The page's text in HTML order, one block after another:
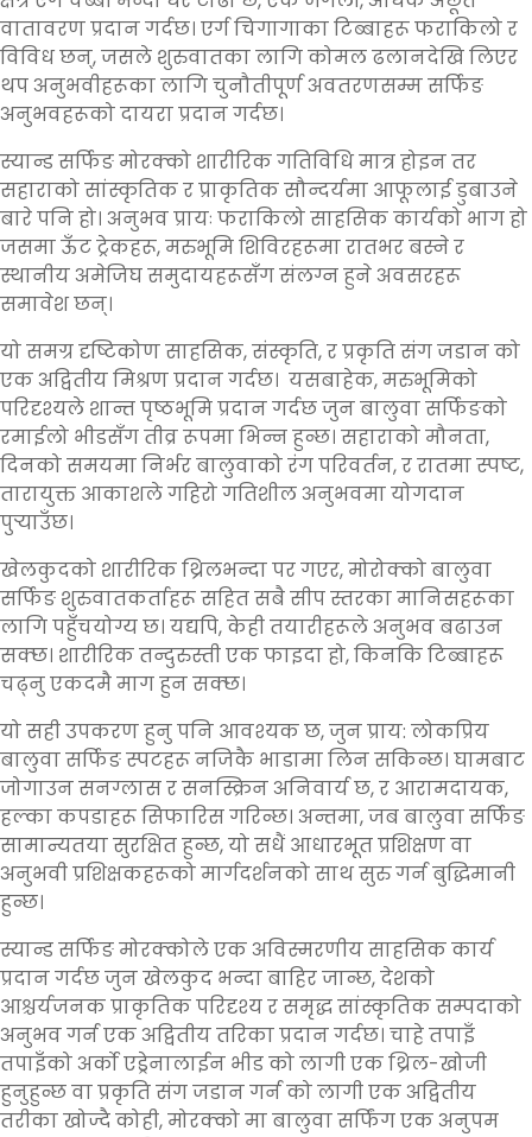
वातावरण प्रदान गर्दछ। एर्ग चिगागाका टिब्बाहरू फराकिलो र
विविध छन्, जसले शुरुवातका लागि कोमल ढलानदेखि लिएर
थप अनुभवीहरूका लागि चुनौतीपूर्ण अवतरणसम्म सर्फिङ
अनुभवहरूको दायरा प्रदान गर्दछ।
स्यान्ड सर्फिङ मोरक्को शारीरिक गतिविधि मात्र होइन तर
सहाराको सांस्कृतिक र प्राकृतिक सौन्दर्यमा आफूलाई डुबाउने
बारे पनि हो। अनुभव प्रायः फराकिलो साहसिक कार्यको भाग हो
जसमा ऊँट ट्रेकहरू, मरुभूमि शिविरहरूमा रातभर बस्ने र
स्थानीय अमेजिघ समुदायहरूसँग संलग्न हुने अवसरहरू
समावेश छन्।
यो समग्र दृष्टिकोण साहसिक, संस्कृति, र प्रकृति संग जडान को
एक अद्वितीय मिश्रण प्रदान गर्दछ। यसबाहेक, मरुभूमिको
परिदृश्यले शान्त पृष्ठभूमि प्रदान गर्दछ जुन बालुवा सर्फिङको
रमाईलो भीडसँग तीव्र रूपमा भिन्न हुन्छ। सहाराको मौनता,
दिनको समयमा निर्भर बालुवाको रंग परिवर्तन, र रातमा स्पष्ट,
तारायुक्त आकाशले गहिरो गतिशील अनुभवमा योगदान
पुर्‍याउँछ।
खेलकुदको शारीरिक थ्रिलभन्दा पर गएर, मोरोक्को बालुवा
सर्फिङ शुरुवातकर्ताहरू सहित सबै सीप स्तरका मानिसहरूका
लागि पहुँचयोग्य छ। यद्यपि, केही तयारीहरूले अनुभव बढाउन
सक्छ। शारीरिक तन्दुरुस्ती एक फाइदा हो, किनकि टिब्बाहरू
चढ्नु एकदमै माग हुन सक्छ।
यो सही उपकरण हुनु पनि आवश्यक छ, जुन प्राय: लोकप्रिय
बालुवा सर्फिङ स्पटहरू नजिकै भाडामा लिन सकिन्छ। घामबाट
जोगाउन सनग्लास र सनस्क्रिन अनिवार्य छ, र आरामदायक,
हल्का कपडाहरू सिफारिस गरिन्छ। अन्तमा, जब बालुवा सर्फिङ
सामान्यतया सुरक्षित हुन्छ, यो सधैं आधारभूत प्रशिक्षण वा
अनुभवी प्रशिक्षकहरूको मार्गदर्शनको साथ सुरु गर्न बुद्धिमानी
हुन्छ।
स्यान्ड सर्फिङ मोरक्कोले एक अविस्मरणीय साहसिक कार्य
प्रदान गर्दछ जुन खेलकुद भन्दा बाहिर जान्छ, देशको
आश्चर्यजनक प्राकृतिक परिदृश्य र समृद्ध सांस्कृतिक सम्पदाको
अनुभव गर्न एक अद्वितीय तरिका प्रदान गर्दछ। चाहे तपाइँ
तपाइँको अर्को एड्रेनालाईन भीड को लागी एक थ्रिल-खोजी
हुनुहुन्छ वा प्रकृति संग जडान गर्न को लागी एक अद्वितीय
तरीका खोज्दै कोही, मोरक्को मा बालुवा सर्फिंग एक अनुपम